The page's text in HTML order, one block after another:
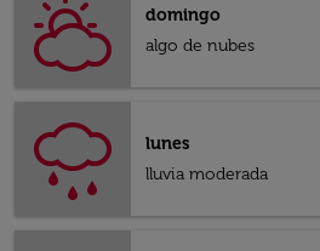
domingo
algo de nubes
lunes
lluvia moderada